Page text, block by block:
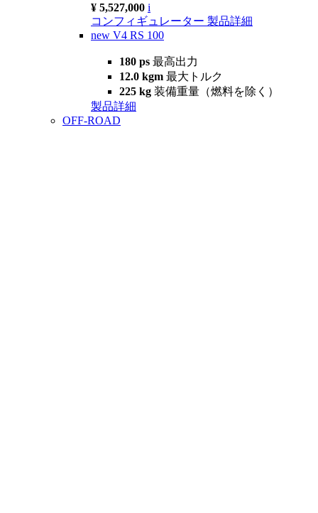
¥ 5,527,000 i
コンフィギュレーター 製品詳細
new V4 RS 100
180 ps 最高出力
12.0 kgm 最大トルク
225 kg 装備重量（燃料を除く）
製品詳細
OFF-ROAD